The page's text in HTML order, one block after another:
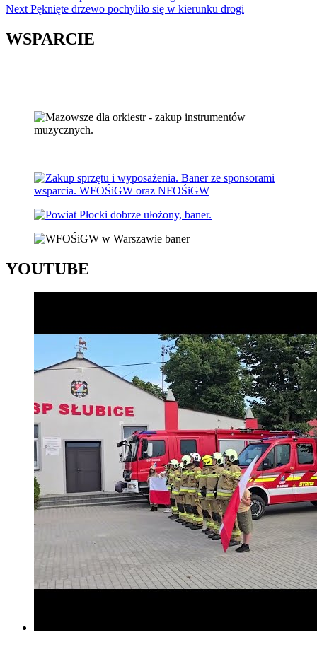
Reading
Next Pęknięte drzewo pochyliło się w kierunku drogi
WSPARCIE
YOUTUBE